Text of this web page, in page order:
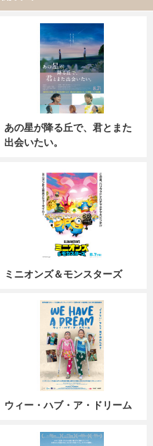
あの星が降る丘で、君とまた
出会いたい。
ミニオンズ＆モンスターズ
ウィー・ハブ・ア・ドリーム